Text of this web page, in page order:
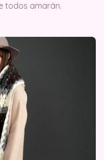
todos amarán.